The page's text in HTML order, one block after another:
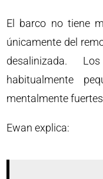
El barco no tiene
únicamente del
desalinizada.
habitualmente
mentalmente
Ewan explica: